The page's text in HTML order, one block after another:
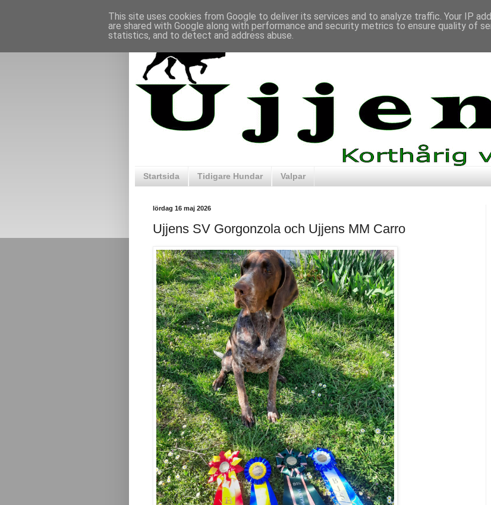
Startsida Tidigare Hundar Valpar
lördag 16 maj 2026
Ujjens SV Gorgonzola och Ujjens MM Carro
This site uses cookies from Google to deliver its services and to analyze traffic. Your IP
are shared with Google along with performance and security metrics to ensure quality of
statistics, and to detect and address abuse.